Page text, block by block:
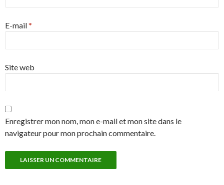
E-mail*
Site web
Enregistrer mon nom, mon e-mail et mon site dans le
navigateur pour mon prochain commentaire.